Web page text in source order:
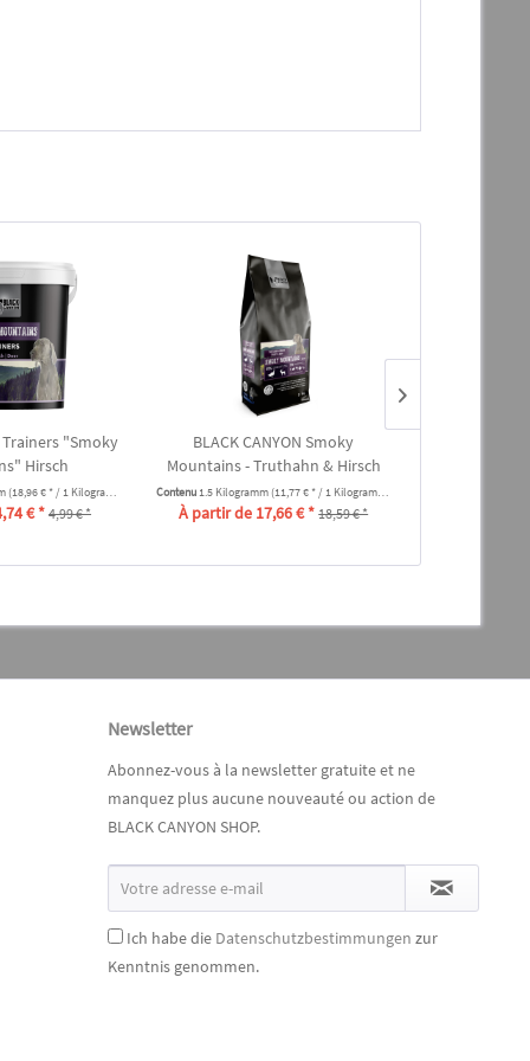
Trainers "Smoky
Hirsch
(18,96 € * / 1 Kilogramm)
€ * 4,99 € *
BLACK CANYON Smoky
Mountains - Truthahn & Hirsch
Contenu1.5 Kilogramm(11,77 € * / 1 Kilogramm)
À partir de 17,66 € * 18,59 € *
Newsletter
Abonnez-vous à la newsletter gratuite et ne
manquez plus aucune nouveauté ou action de
BLACK CANYON SHOP.
Ich habe die Datenschutzbestimmungen zur
Kenntnis genommen.